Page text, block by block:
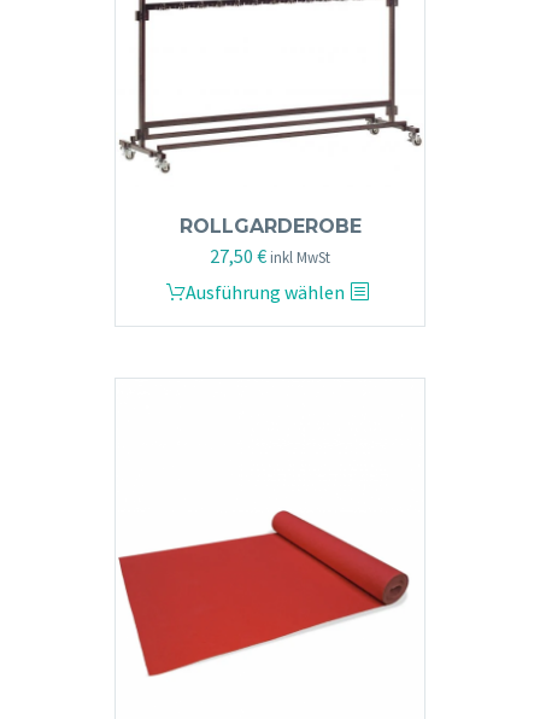
ROLLGARDEROBE
27,50 € inkl MwSt
Ausführung wählen
Dieses
Produkt
mehrere
können
Produktseite